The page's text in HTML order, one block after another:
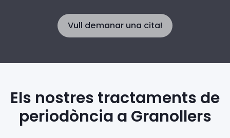
Vull demanar una cita!
Els nostres tractaments de
periodòncia a Granollers